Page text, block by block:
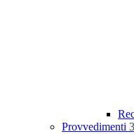
Provvedimenti